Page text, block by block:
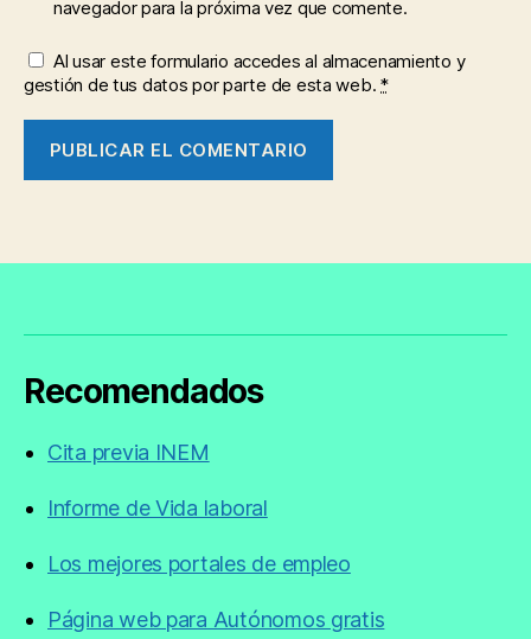
navegador para la próxima vez que comente.
Al usar este formulario accedes al almacenamiento y
gestión de tus datos por parte de esta web.*
Recomendados
Cita previa INEM
Informe de Vida laboral
Los mejores portales de empleo
Página web para Autónomos gratis